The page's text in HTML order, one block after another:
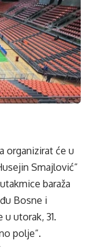
organizirat će u
Smajlović”
baraža
Bosne i
utorak, 31.
polje”.